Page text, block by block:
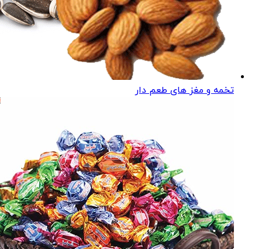
تخمه و مغز های طعم دار